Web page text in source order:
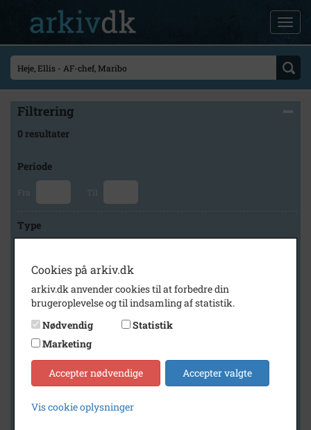
Filtrering
0 resultater
Periode
Fra Til
Type
Arkiv
Maribo Lokalhistoriske Arkiv
Generelt
Cookies på arkiv.dk
arkiv.dk anvender cookies til at forbedre din
brugeroplevelse og til indsamling af statistik.
Nødvendig
Statistik
Marketing
Accepter nødvendige Accepter valgte
Vis cookie oplysninger